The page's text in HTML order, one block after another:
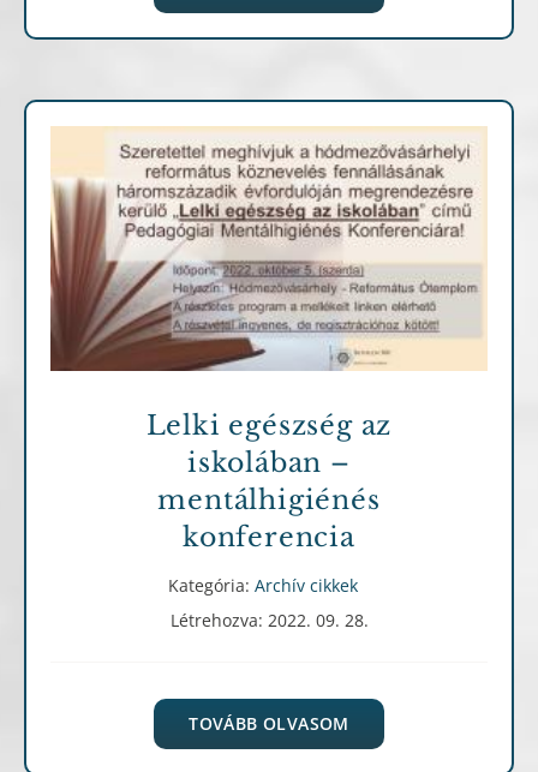
Archív cikkek
Lelki egészség az
iskolában –
mentálhigiénés
konferencia
Kategória: Archív cikkek
Létrehozva: 2022. 09. 28.
TOVÁBB OLVASOM